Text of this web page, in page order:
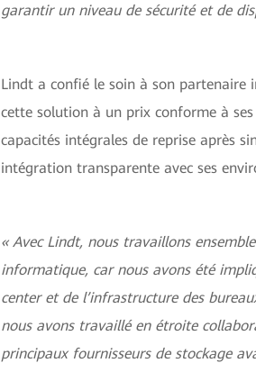
garantir un niveau de sécurité et de
Lindt a confié le soin à son
cette solution à un prix conforme à
capacités intégrales de reprise après
intégration transparente avec ses
« Avec Lindt, nous travaillons
informatique, car nous avons été
center et de l’infrastructure des
nous avons travaillé en étroite
principaux fournisseurs de stockage